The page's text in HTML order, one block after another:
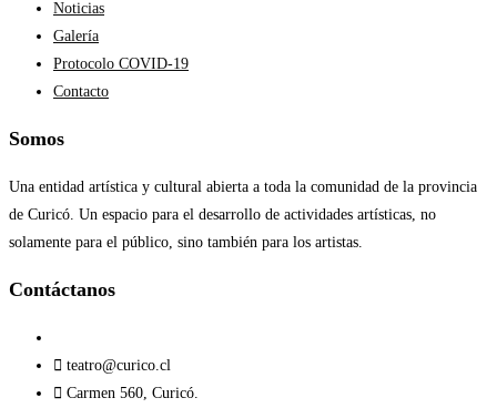
Noticias
Galería
Protocolo COVID-19
Contacto
Somos
Una entidad artística y cultural abierta a toda la comunidad de la provincia
de Curicó. Un espacio para el desarrollo de actividades artísticas, no
solamente para el público, sino también para los artistas.
Contáctanos​
teatro@curico.cl
Carmen 560, Curicó.